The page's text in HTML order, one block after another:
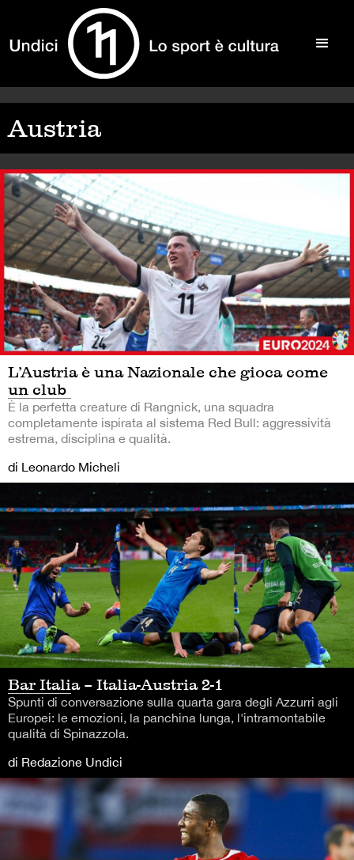
Austria
L’Austria è una Nazionale che gioca come
un club
È la perfetta creature di Rangnick, una squadra
completamente ispirata al sistema Red Bull: aggressività
estrema, disciplina e qualità.
di Leonardo Micheli
Bar Italia – Italia-Austria 2-1
Spunti di conversazione sulla quarta gara degli Azzurri agli
Europei: le emozioni, la panchina lunga, l'intramontabile
qualità di Spinazzola.
di Redazione Undici